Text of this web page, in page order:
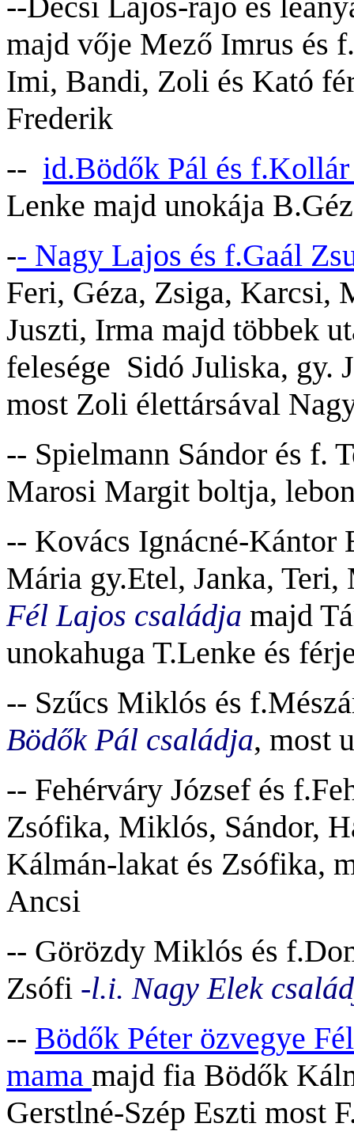
majd vője Mező Imrus és
Imi, Bandi, Zoli és Kató
Frederik
-- id.Bödők Pál és
Lenke majd unokája
-- Nagy Lajos és f.Gaál
Feri, Géza, Zsiga, Karcsi,
Juszti, Irma majd többek
felesége Sidó Juliska, gy.
most Zoli élettársával
-- Spielmann Sándor és f.
Marosi Margit boltja,
-- Kovács Ignácné-Kántor
Mária gy.Etel, Janka,
Fél Lajos családja majd
unokahuga T.Lenke és
-- Szűcs Miklós és
Bödők Pál családja, most
-- Fehérváry József és
Zsófika, Miklós, Sándor,
Kálmán-lakat és Zsófika,
Ancsi
-- Görözdy Miklós és
Zsófi -l.i. Nagy Elek
-- Bödők Péter özvegye
mama majd fia Bödők
Gerstlné-Szép Eszti most